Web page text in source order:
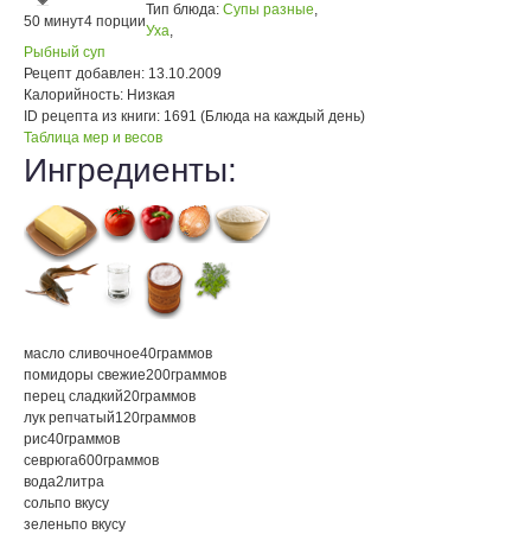
50 минут4 порции
Тип блюда: Супы разные,
Уха,
Рыбный суп
Рецепт добавлен: 13.10.2009
Калорийность: Низкая
ID рецепта из книги: 1691 (Блюда на каждый день)
Таблица мер и весов
Ингредиенты:
масло сливочное40граммов
помидоры свежие200граммов
перец сладкий20граммов
лук репчатый120граммов
рис40граммов
севрюга600граммов
вода2литра
сольпо вкусу
зеленьпо вкусу